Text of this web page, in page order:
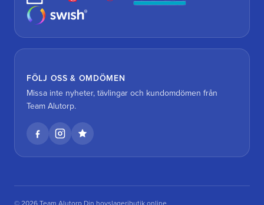
FÖLJ OSS & OMDÖMEN
Missa inte nyheter, tävlingar och kundomdömen från
Team Alutorp.
© 2026 Team Alutorp Din hovslageributik online